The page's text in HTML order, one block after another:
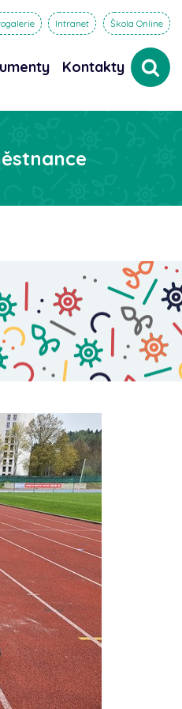
Intranet Škola Online
Kontakty